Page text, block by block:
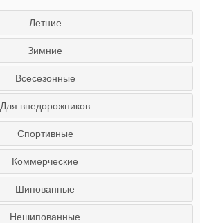
Летние
Зимние
Всесезонные
Для внедорожников
Спортивные
Коммерческие
Шипованные
Нешипованные